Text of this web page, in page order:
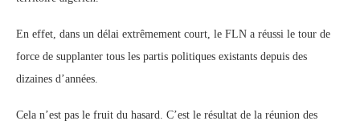
En effet, dans un délai extrêmement court, le FLN a réussi le tour de
force de supplanter tous les partis politiques existants depuis des
dizaines d’années.
Cela n’est pas le fruit du hasard. C’est le résultat de la réunion des